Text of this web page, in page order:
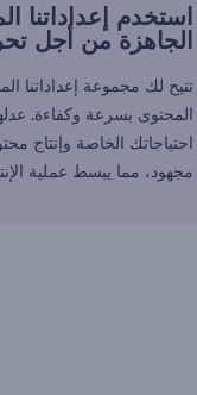
استخدم إعداداتنا
الجاهزة من أجل
تتيح لك مجموعة إعداداتنا
المحتوى بسرعة وكفاءة.
احتياجاتك الخاصة وإنتاج
مجهود، مما يبسط عملية